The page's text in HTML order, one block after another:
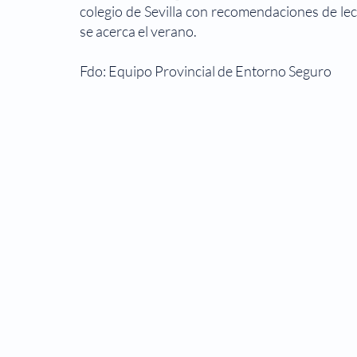
colegio de Sevilla con recomendaciones de
se acerca el verano.
Fdo: Equipo Provincial de Entorno Seguro